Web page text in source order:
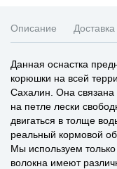
Описание
Данная оснастка
корюшки на всей
Сахалин. Она связана
на петле лески
двигаться в толще
реальный кормовой
Мы используем
волокна имеют